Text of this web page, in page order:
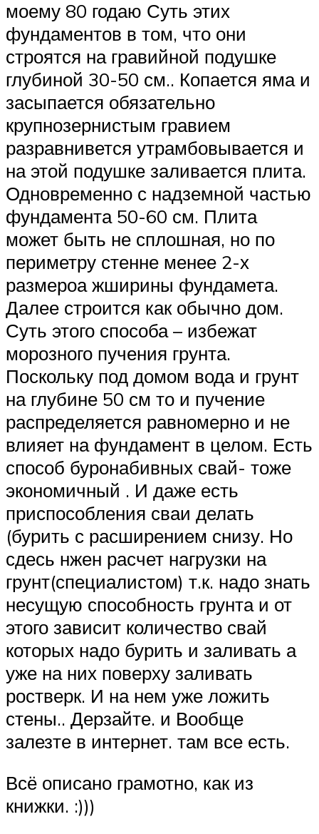
моему 80 годаю Суть этих
фундаментов в том, что они
строятся на гравийной подушке
глубиной 30-50 см.. Копается яма и
засыпается обязательно
крупнозернистым гравием
разравнивется утрамбовывается и
на этой подушке заливается плита.
Одновременно с надземной частью
фундамента 50-60 см. Плита
может быть не сплошная, но по
периметру стенне менее 2-х
размероа жширины фундамета.
Далее строится как обычно дом.
Суть этого способа – избежат
морозного пучения грунта.
Поскольку под домом вода и грунт
на глубине 50 см то и пучение
распределяется равномерно и не
влияет на фундамент в целом. Есть
способ буронабивных свай- тоже
экономичный . И даже есть
приспособления сваи делать
(бурить с расширением снизу. Но
сдесь нжен расчет нагрузки на
грунт(специалистом) т.к. надо знать
несущую способность грунта и от
этого зависит количество свай
которых надо бурить и заливать а
уже на них поверху заливать
ростверк. И на нем уже ложить
стены.. Дерзайте. и Вообще
залезте в интернет. там все есть.
Всё описано грамотно, как из
книжки. :)))